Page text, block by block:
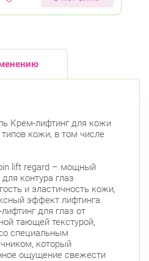
Крем-лифтинг для кожи
типов кожи, в том числе
lift regard – мощный
контура глаз
и эластичность кожи,
эффект лифтинга.
для глаз от
тающей текстурой,
специальным
который
ощущение свежести